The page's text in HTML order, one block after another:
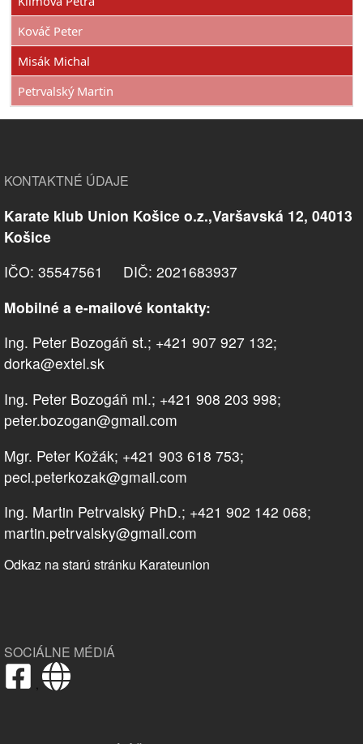
Kováč Peter
Misák Michal
Petrvalský Martin
KONTAKTNÉ ÚDAJE
Karate klub Union Košice o.z.,Varšavská 12, 04013
Košice
IČO: 35547561 DIČ: 2021683937
Mobilné a e-mailové kontakty:
Ing. Peter Bozogáň st.; +421 907 927 132;
dorka@extel.sk
Ing. Peter Bozogáň ml.; +421 908 203 998;
peter.bozogan@gmail.com
Mgr. Peter Kožák; +421 903 618 753;
peci.peterkozak@gmail.com
Ing. Martin Petrvalský PhD.; +421 902 142 068;
martin.petrvalsky@gmail.com
Odkaz na starú stránku Karateunion
SOCIÁLNE MÉDIÁ
,